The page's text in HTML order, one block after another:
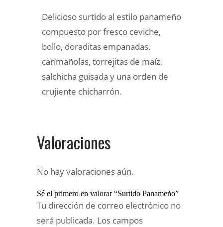
Delicioso surtido al estilo panameño
compuesto por fresco ceviche,
bollo, doraditas empanadas,
carimañolas, torrejitas de maíz,
salchicha guisada y una orden de
crujiente chicharrón.
Valoraciones
No hay valoraciones aún.
Sé el primero en valorar “Surtido Panameño”
Tu dirección de correo electrónico no
será publicada. Los campos